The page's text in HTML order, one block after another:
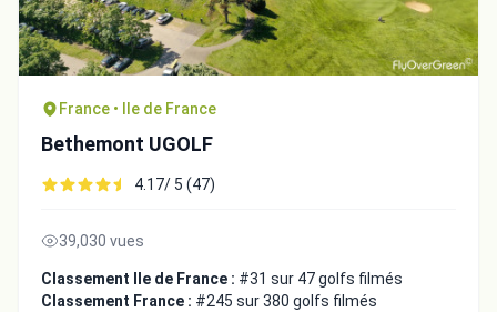
France • Ile de France
Bethemont UGOLF
4.17/ 5 (47)
39,030 vues
Classement Ile de France : #31 sur 47 golfs filmés
Classement France : #245 sur 380 golfs filmés